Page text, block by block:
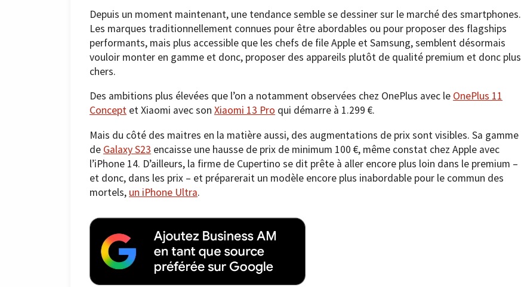
Depuis un moment maintenant, une tendance semble se dessiner sur le marché des smartphones.
Les marques traditionnellement connues pour être abordables ou pour proposer des flagships
performants, mais plus accessible que les chefs de file Apple et Samsung, semblent désormais
vouloir monter en gamme et donc, proposer des appareils plutôt de qualité premium et donc plus
chers.
Des ambitions plus élevées que l’on a notamment observées chez OnePlus avec le OnePlus 11
Concept et Xiaomi avec son Xiaomi 13 Pro qui démarre à 1.299 €.
Mais du côté des maitres en la matière aussi, des augmentations de prix sont visibles. Sa gamme
de Galaxy S23 encaisse une hausse de prix de minimum 100 €, même constat chez Apple avec
l’iPhone 14. D’ailleurs, la firme de Cupertino se dit prête à aller encore plus loin dans le premium –
et donc, dans les prix – et préparerait un modèle encore plus inabordable pour le commun des
mortels, un iPhone Ultra.